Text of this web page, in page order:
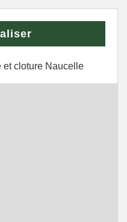
et cloture Naucelle